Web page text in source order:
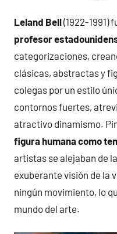
Leland Bell(1922-1991)
profesor
categorizaciones,
clásicas, abstractas y
colegas por un estilo
contornos fuertes,
atractivo dinamismo.
figura humana como
artistas se alejaban de
exuberante visión de la
ningún movimiento, lo
mundo del arte.